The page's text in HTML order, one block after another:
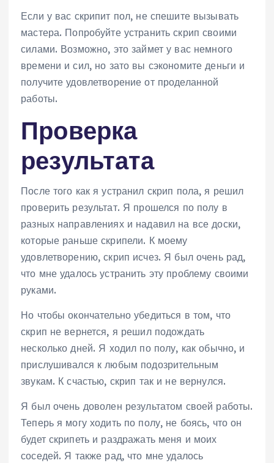
Если у вас скрипит пол, не спешите вызывать
мастера. Попробуйте устранить скрип своими
силами. Возможно, это займет у вас немного
времени и сил, но зато вы сэкономите деньги и
получите удовлетворение от проделанной
работы.
Проверка
результата
После того как я устранил скрип пола, я решил
проверить результат. Я прошелся по полу в
разных направлениях и надавил на все доски,
которые раньше скрипели. К моему
удовлетворению, скрип исчез. Я был очень рад,
что мне удалось устранить эту проблему своими
руками.
Но чтобы окончательно убедиться в том, что
скрип не вернется, я решил подождать
несколько дней. Я ходил по полу, как обычно, и
прислушивался к любым подозрительным
звукам. К счастью, скрип так и не вернулся.
Я был очень доволен результатом своей работы.
Теперь я могу ходить по полу, не боясь, что он
будет скрипеть и раздражать меня и моих
соседей. Я также рад, что мне удалось